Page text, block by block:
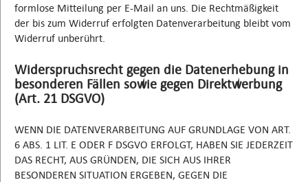
formlose Mitteilung per E-Mail an uns. Die Rechtmäßigkeit
der bis zum Widerruf erfolgten Datenverarbeitung bleibt vom
Widerruf unberührt.
Widerspruchsrecht gegen die Datenerhebung in
besonderen Fällen sowie gegen Direktwerbung
(Art. 21 DSGVO)
WENN DIE DATENVERARBEITUNG AUF GRUNDLAGE VON ART.
6 ABS. 1 LIT. E ODER F DSGVO ERFOLGT, HABEN SIE JEDERZEIT
DAS RECHT, AUS GRÜNDEN, DIE SICH AUS IHRER
BESONDEREN SITUATION ERGEBEN, GEGEN DIE